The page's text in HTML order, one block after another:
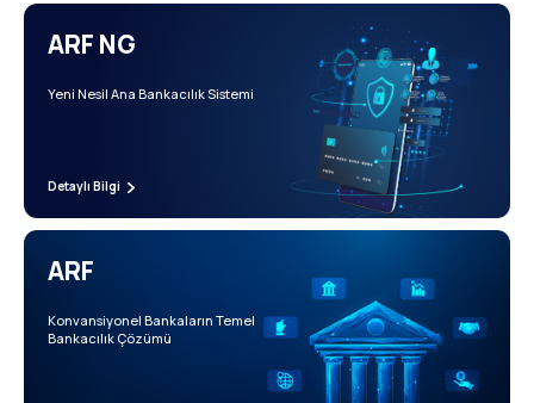
ARF NG
Yeni Nesil Ana Bankacılık Sistemi
Detaylı Bilgi
ARF
Konvansiyonel Bankaların Temel
Bankacılık Çözümü